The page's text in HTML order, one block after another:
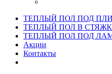
ТЕПЛЫЙ ПОЛ ПОД
ТЕПЛЫЙ ПОЛ В
ТЕПЛЫЙ ПОЛ ПОД
Акции
Контакты